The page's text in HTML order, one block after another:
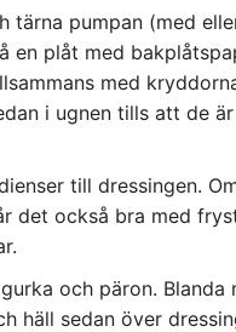
tärna pumpan (med
en plåt med
med
i ugnen tills att de
till dressingen.
det också bra med
och päron. Blanda
häll sedan över